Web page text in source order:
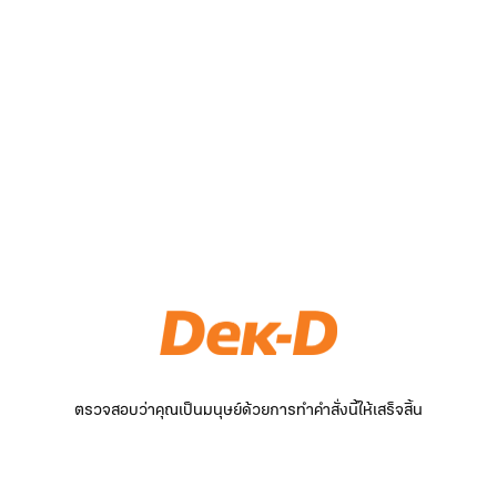
ตรวจสอบว่าคุณเป็นมนุษย์ด้วยการทำคำสั่งนี้ให้เสร็จสิ้น